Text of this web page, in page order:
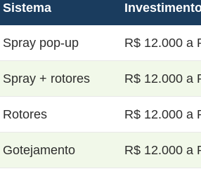
Sistema
Spray pop-up R$ 12.000 a
Spray + rotores R$ 12.000 a
Rotores R$ 12.000 a
Gotejamento R$ 12.000 a